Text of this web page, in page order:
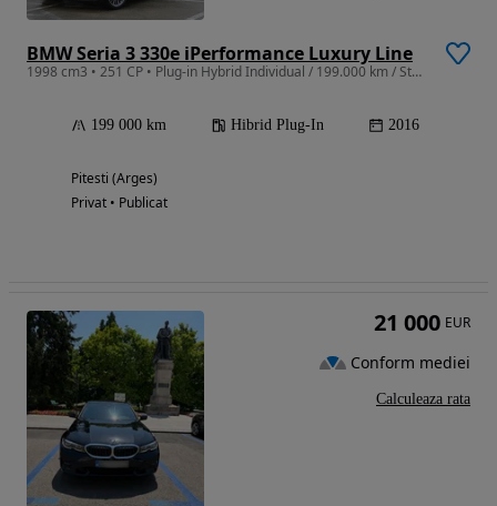
BMW Seria 3 330e iPerformance Luxury Line
1998 cm3 • 251 CP • Plug-in Hybrid Individual / 199.000 km / Stare perfecta
199 000 km Hibrid Plug-In 2016
Pitesti (Arges)
Privat • Publicat
21 000 EUR
Conform mediei
Calculeaza rata